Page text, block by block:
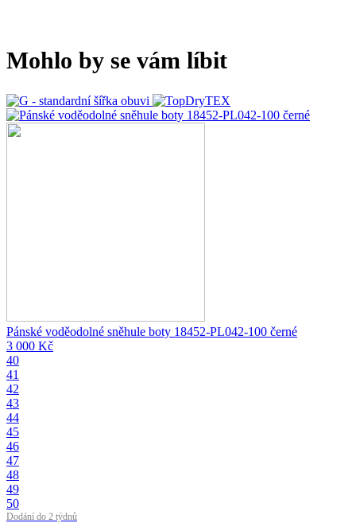
Mohlo by se vám líbit
Pánské voděodolné sněhule boty 18452-PL042-100 černé
3 000 Kč
40
41
42
43
44
45
46
47
48
49
50
Dodání do 2 týdnů